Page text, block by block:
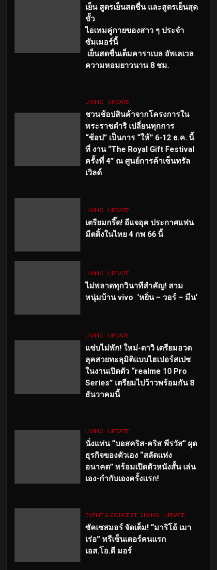
เย็น สูตรเย็นสดชื่น และสูตรเย็นสุด
ขั้ว
ไอเทมคู่กายของสาว ๆ ประจำ
ซัมเมอร์นี้
เย็นสดชื่นเต็มคาราเบล อัพเลเวล
ความหอมยาวนาน 8 ชม.
LIVING UPDATE
ชวนช้อปสินค้าจากโครงการใน
พระราชดำริ เปลี่ยนทุกการ
“ช้อป” เป็นการ “ให้” 6-12 ธ.ค. นี้
ที่ งาน “The Royal Gift Festival
ครั้งที่ 4” ณ ศูนย์การค้าเซ็นทรัล
เวิลด์
LIVING UPDATE
เตรียมกรี๊ด! อีแจอุค ประกาศแฟน
มีตติ้งในไทย 4 กพ 66 นี้
LIVING UPDATE
ไม่พลาดทุกวินาทีสำคัญ! สาม
หนุ่มบ้าน vivo ‘หยิ่น – วอร์ – มีน’
LIVING UPDATE
แซ่บไม่พัก! ใหม่-ดาวิ เตรียมอวด
ลุคสวยทะลุมิติแบบไฮเปอร์สเปซ
ในงานเปิดตัว “realme 10 Pro
Series” เตรียมไปว้าวพร้อมกัน 8
ธันวาคมนี้
LIVING UPDATE
นั่งแท่น “บอสคริส-คริส พีรวัส” ผุด
ธุรกิจของตัวเอง “สลัดแห่ง
อนาคต” พร้อมเปิดตัวหนังสั้น เล่น
เอง-กำกับเองครั้งแรก!
EVENT & CONCERT LIVING UPDATE
ซัคเซสมอร์ จัดเต็ม! “มาริโอ้ เมา
เร่อ” พรีเซ็นเตอร์คนแรก
เอส.โอ.ดี มอร์